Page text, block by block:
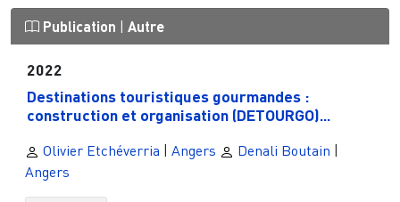
Publication Autre
2022
Destinations touristiques gourmandes :
construction et organisation (DETOURGO)...
Olivier Etchéverria | Angers Denali Boutain |
Angers